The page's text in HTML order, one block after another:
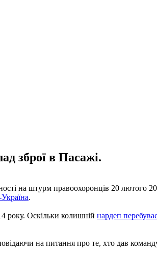
зброї в Пасажі.
на штурм правоохоронців 20 лютого
.
року. Оскільки колишній нардеп
на питання про те, хто дав